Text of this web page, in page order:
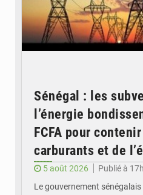
Sénégal : les
l’énergie
FCFA pour
carburants et de
5 août 2026
Publié à
Le gouvernement